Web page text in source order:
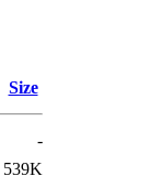
Size
-
539K